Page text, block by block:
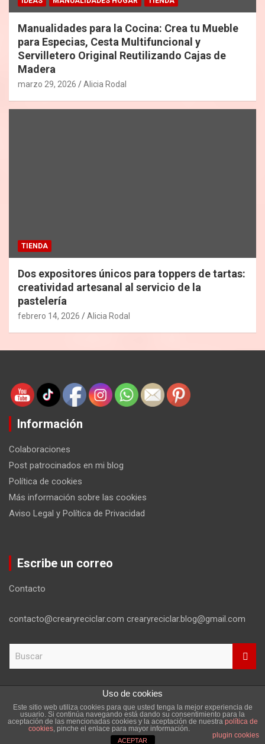
Manualidades para la Cocina: Crea tu Mueble
para Especias, Cesta Multifuncional y
Servilletero Original Reutilizando Cajas de
Madera
marzo 29, 2026 Alicia Rodal
TIENDA
Dos expositores únicos para toppers de tartas:
creatividad artesanal al servicio de la
pastelería
febrero 14, 2026 Alicia Rodal
Información
Colaboraciones
Post patrocinados en mi blog
Política de cookies
Más información sobre las cookies
Aviso Legal y Política de Privacidad
Escribe un correo
Contacto
contacto@crearyreciclar.com crearyreciclar.blog@gmail.com
c
Copyright ©2026
Aviso Legal y Política de Privacidad
Tema por:Theme Horse Funciona gracias a:
Uso de cookies
Este sitio web utiliza cookies para que usted tenga la mejor experiencia de
usuario. Si continúa navegando está dando su consentimiento para la
aceptación de las mencionadas cookies y la aceptación de nuestra política de
cookies, pinche el enlace para mayor información.
plugin cookies
ACEPTAR